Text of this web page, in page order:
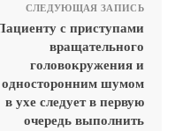
СЛЕДУЮЩАЯ ЗАПИСЬ
с приступами
вращательного
головокружения и
односторонним шумом
в ухе следует в первую
очередь выполнить